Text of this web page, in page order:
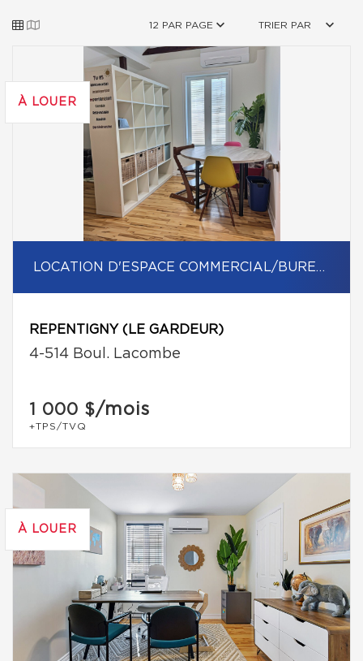
12 PAR PAGE TRIER PAR
À LOUER
LOCATION D'ESPACE COMMERCIAL/BUREAU
REPENTIGNY (LE GARDEUR)
4-514 Boul. Lacombe
1 000 $/mois
+TPS/TVQ
À LOUER